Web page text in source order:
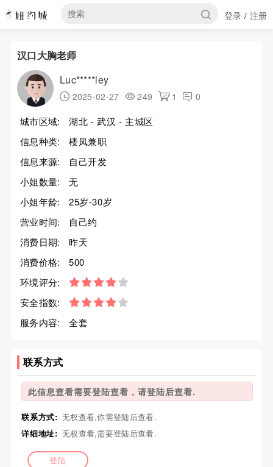
登录 / 注册
汉口大胸老师
Luc*****ley
2025-02-27 249 1 0
城市区域:
湖北 - 武汉 - 主城区
信息种类:
楼凤兼职
信息来源:
自己开发
小姐数量:
无
小姐年龄:
25岁-30岁
营业时间:
自己约
消费日期:
昨天
消费价格:
500
环境评分:
安全指数:
服务内容:
全套
联系方式
此信息查看需要登陆查看，请登陆后查看.
联系方式: 无权查看,你需登陆后查看.
详细地址: 无权查看,需要登陆后查看.
登陆